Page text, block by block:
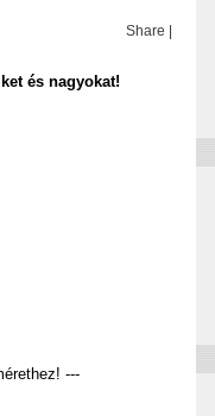
Share
és nagyokat!
---